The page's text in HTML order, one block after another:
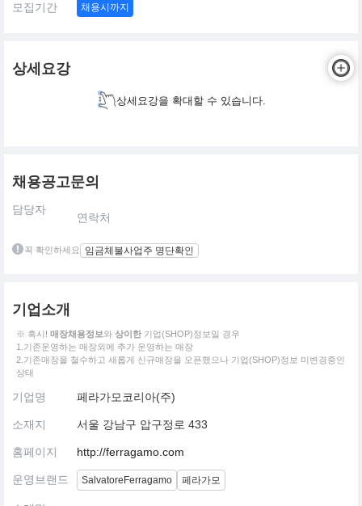
모집기간 채용시까지
상세요강
상세요강을 확대할 수 있습니다.
채용공고문의
담당자
연락처
꼭 확인하세요 임금체불사업주 명단확인
기업소개
※ 혹시! 매장채용정보와 상이한 기업(SHOP)정보일 경우
1.기존운영하는 매장외에 추가 운영하는 매장
2.기존매장을 철수하고 새롭게 신규매장을 오픈했으나 기업(SHOP)정보 미변경중인
상태
기업명 페라가모코리아(주)
소재지 서울 강남구 압구정로 433
홈페이지 http://ferragamo.com
운영브랜드 SalvatoreFerragamo 페라가모